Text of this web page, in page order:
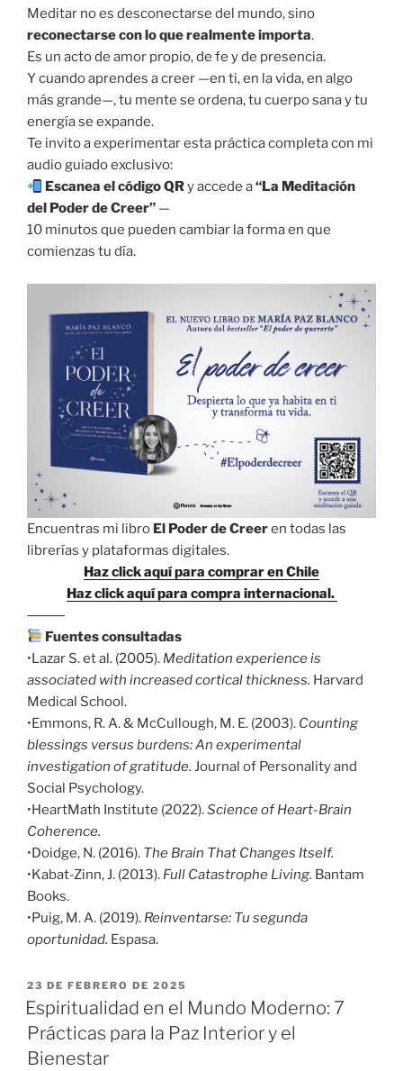
Meditar no es desconectarse del mundo, sino
reconectarse con lo que realmente importa.
Es un acto de amor propio, de fe y de presencia.
Y cuando aprendes a creer —en ti, en la vida, en algo
más grande—, tu mente se ordena, tu cuerpo sana y tu
energía se expande.
Te invito a experimentar esta práctica completa con mi
audio guiado exclusivo:
Escanea el código QRy accede a“La Meditación
del Poder de Creer” —
10 minutos que pueden cambiar la forma en que
comienzas tu día.
Encuentras mi libro El Poder de Creeren todas las
librerías y plataformas digitales.
Haz click aquí para comprar en Chile
Haz click aquí para compra internacional.
⸻
Fuentes consultadas
•Lazar S. et al. (2005). Meditation experience is
associated with increased cortical thickness. Harvard
Medical School.
•Emmons, R. A. & McCullough, M. E. (2003). Counting
blessings versus burdens: An experimental
investigation of gratitude. Journal of Personality and
Social Psychology.
•HeartMath Institute (2022).Science of Heart-Brain
Coherence.
•Doidge, N. (2016). The Brain That Changes Itself.
•Kabat-Zinn, J. (2013). Full Catastrophe Living. Bantam
Books.
•Puig, M. A. (2019). Reinventarse: Tu segunda
oportunidad. Espasa.
23 DE FEBRERO DE 2025
Espiritualidad en el Mundo Moderno: 7
Prácticas para la Paz Interior y el
Bienestar